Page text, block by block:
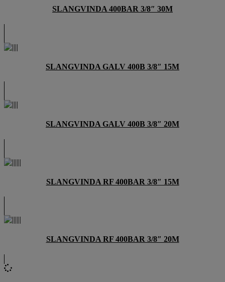
SLANGVINDA 400BAR 3/8″ 30M
SLANGVINDA GALV 400B 3/8″ 15M
SLANGVINDA GALV 400B 3/8″ 20M
SLANGVINDA RF 400BAR 3/8″ 15M
SLANGVINDA RF 400BAR 3/8″ 20M